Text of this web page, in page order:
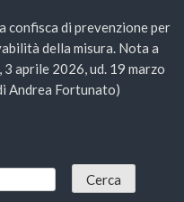
confisca di prevenzione per
della misura. Nota a
3 aprile 2026, ud. 19 marzo
Andrea Fortunato)